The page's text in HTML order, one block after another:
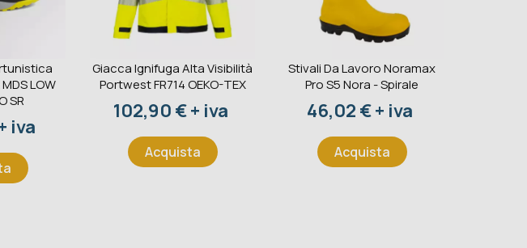
LOW
SR
iva
Giacca Ignifuga Alta Visibilità
Portwest FR714 OEKO-TEX
Prezzo
102,90 € + iva
Acquista
Stivali Da Lavoro Noramax
Pro S5 Nora - Spirale
Prezzo
46,02 € + iva
Acquista